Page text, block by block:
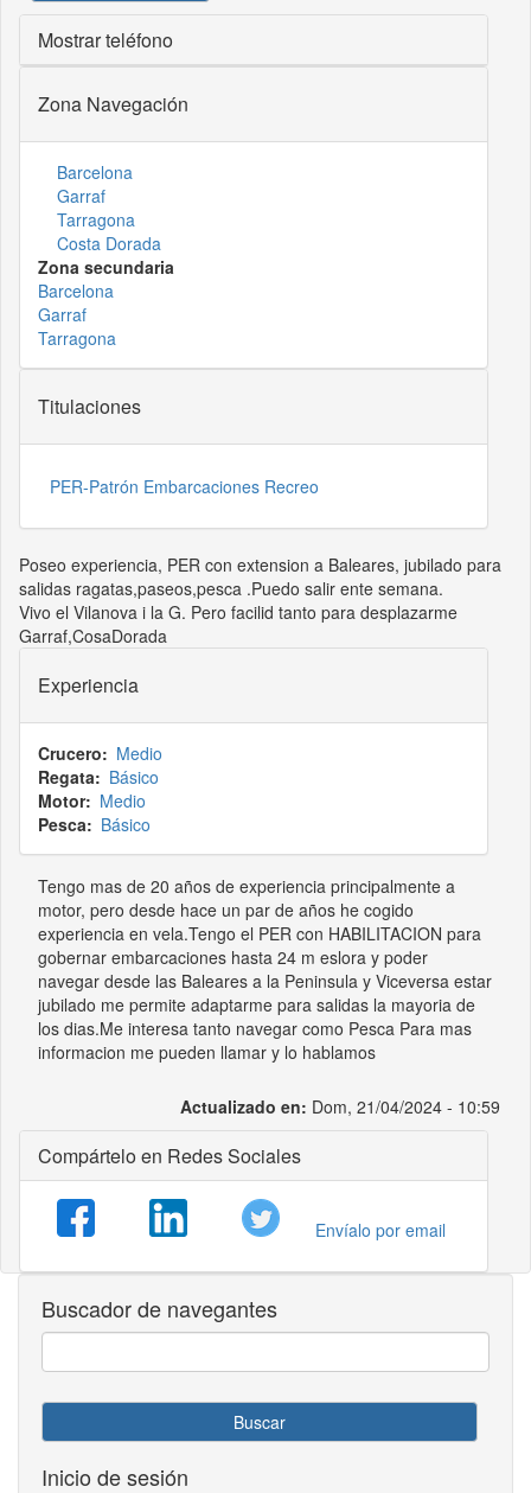
Mostrar teléfono
Zona Navegación
Barcelona
Garraf
Tarragona
Costa Dorada
Zona secundaria
Barcelona
Garraf
Tarragona
Titulaciones
PER-Patrón Embarcaciones Recreo
Poseo experiencia, PER con extension a Baleares, jubilado para
salidas ragatas,paseos,pesca .Puedo salir ente semana.
Vivo el Vilanova i la G. Pero facilid tanto para desplazarme
Garraf,CosaDorada
Experiencia
Crucero
Medio
Regata
Básico
Motor
Medio
Pesca
Básico
Tengo mas de 20 años de experiencia principalmente a
motor, pero desde hace un par de años he cogido
experiencia en vela.Tengo el PER con HABILITACION para
gobernar embarcaciones hasta 24 m eslora y poder
navegar desde las Baleares a la Peninsula y Viceversa estar
jubilado me permite adaptarme para salidas la mayoria de
los dias.Me interesa tanto navegar como Pesca Para mas
informacion me pueden llamar y lo hablamos
Actualizado en: Dom, 21/04/2024 - 10:59
Compártelo en Redes Sociales
Envíalo por email
Buscador de navegantes
Buscar
Inicio de sesión